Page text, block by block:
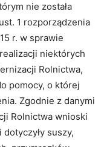
nie została
1 rozporządzenia
r. w sprawie
niektórych
Rolnictwa,
pomocy, o której
Zgodnie z danymi
Rolnictwa wnioski
suszy,